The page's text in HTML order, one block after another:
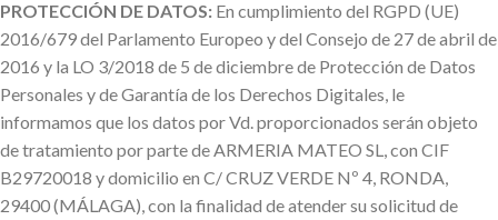
PROTECCIÓN DE DATOS: En cumplimiento del RGPD (UE)
2016/679 del Parlamento Europeo y del Consejo de 27 de abril de
2016 y la LO 3/2018 de 5 de diciembre de Protección de Datos
Personales y de Garantía de los Derechos Digitales, le
informamos que los datos por Vd. proporcionados serán objeto
de tratamiento por parte de ARMERIA MATEO SL, con CIF
B29720018 y domicilio en C/ CRUZ VERDE Nº 4, RONDA,
29400 (MÁLAGA), con la finalidad de atender su solicitud de